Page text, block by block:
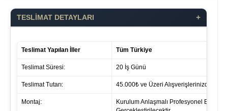
TESLİMAT DETAYLARI +
Teslimat Yapılan İller Tüm Türkiye
Teslimat Süresi: 20 İş Günü
Teslimat Tutarı: 45.000₺ ve Üzeri Alışverişlerinizde ücret
Montaj:
Kurulum Anlaşmalı Profesyonel